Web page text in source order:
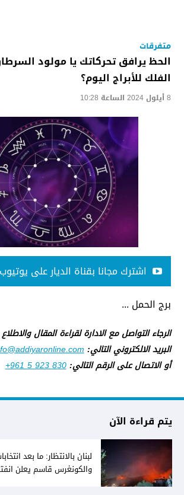
متفرقات
الحظ يرافق تحركاتك يا مولود
الفلك للأبراج اليوم؟
8 أيلول 2024 الساعة 10:28
اشترك مجانا بقناة الديار على يوتيوب
برج الحمل ...
الرجاء التواصل مع الادارة لقراءة المقال
البريد الالكتروني التالي:
أو الاتصال على الرقم التالي:+961 5 923 830
يتم قراءة الآن
لبنان بالانتظار: ما بعد
والكونغرس قاسم يعلن